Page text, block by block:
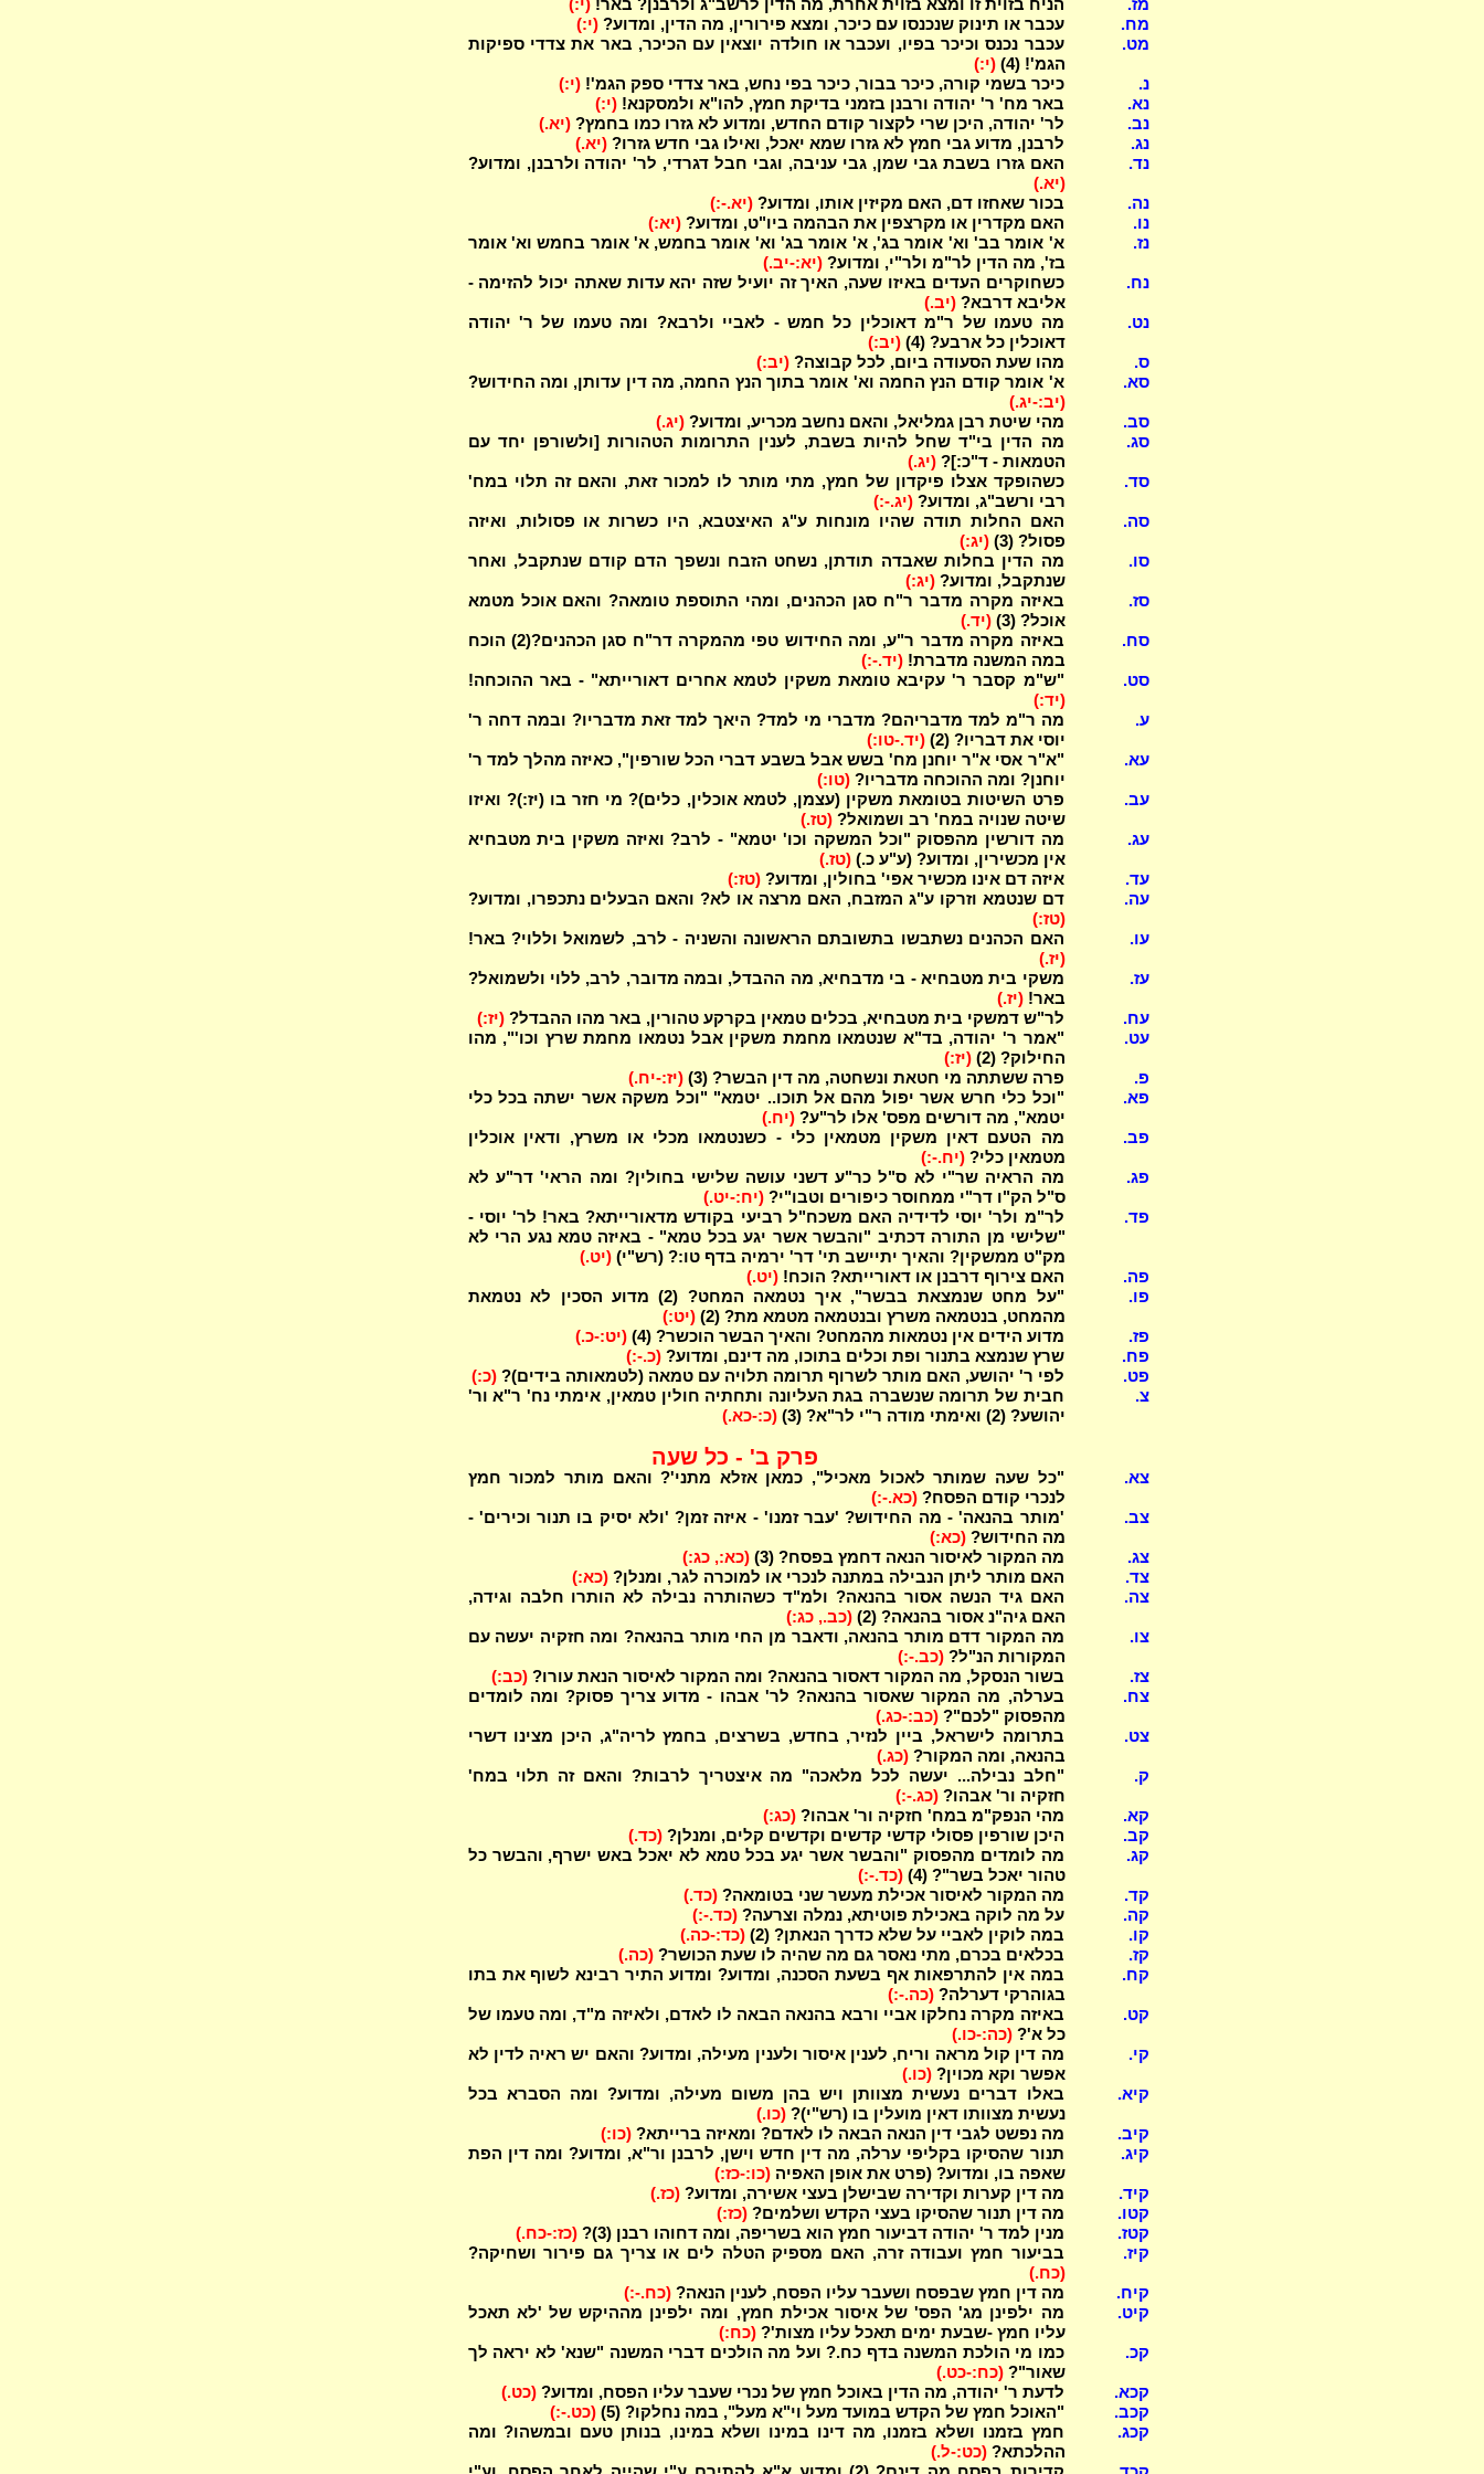
מז.
הניח בזוית זו ומצא בזוית אחרת, מה הדין לרשב"ג ולרבנן? באר!(י:)
מח.
עכבר או תינוק שנכנסו עם כיכר, ומצא פירורין, מה הדין, ומדוע?(י:)
מט.
עכבר נכנס וכיכר בפיו, ועכבר או חולדה יוצאין עם הכיכר, באר את צדדי ספיקות
הגמ'! (4)
(י:)
נ.
כיכר בשמי קורה, כיכר בבור, כיכר בפי נחש, באר צדדי ספק הגמ'!(י:)
נא.
באר מח' ר' יהודה ורבנן בזמני בדיקת חמץ, להו"א ולמסקנא!(י:)
נב.
לר' יהודה, היכן שרי לקצור קודם החדש, ומדוע לא גזרו כמו בחמץ?(יא.)
נג.
לרבנן, מדוע גבי חמץ לא גזרו שמא יאכל, ואילו גבי חדש גזרו?(יא.)
נד.
האם גזרו בשבת גבי שמן, גבי עניבה, וגבי חבל דגרדי, לר' יהודה ולרבנן, ומדוע?
(יא.)
נה.
בכור שאחזו דם, האם מקיזין אותו, ומדוע?(יא.-:)
נו.
האם מקדרין או מקרצפין את הבהמה ביו"ט, ומדוע?(יא:)
נז.
א' אומר בב' וא' אומר בג', א' אומר בג' וא' אומר בחמש, א' אומר בחמש וא' אומר
בז', מה הדין לר"מ ולר"י, ומדוע? (יא:-יב.)
נח.
כשחוקרים העדים באיזו שעה, האיך זה יועיל שזה יהא עדות שאתה יכול להזימה -
אליבא דרבא? (יב.)
נט.
מה טעמו של ר"מ דאוכלין כל חמש - לאביי ולרבא? ומה טעמו של ר' יהודה
דאוכלין כל ארבע? (4)
(יב:)
ס.
מהו שעת הסעודה ביום, לכל קבוצה?(יב:)
סא.
א' אומר קודם הנץ החמה וא' אומר בתוך הנץ החמה, מה דין עדותן, ומה החידוש?
(יב:-יג.)
סב.
מהי שיטת רבן גמליאל, והאם נחשב מכריע, ומדוע?(יג.)
סג.
מה הדין בי"ד שחל להיות בשבת, לענין התרומות הטהורות [ולשורפן יחד עם
הטמאות - ד"כ:]? (יג.)
סד.
כשהופקד אצלו פיקדון של חמץ, מתי מותר לו למכור זאת, והאם זה תלוי במח'
רבי ורשב"ג, ומדוע? (יג.-:)
סה.
האם החלות תודה שהיו מונחות ע"ג האיצטבא, היו כשרות או פסולות, ואיזה
פסול? (3)
(יג:)
סו.
מה הדין בחלות שאבדה תודתן, נשחט הזבח ונשפך הדם קודם שנתקבל, ואחר
שנתקבל, ומדוע? (יג:)
סז.
באיזה מקרה מדבר ר"ח סגן הכהנים, ומהי התוספת טומאה? והאם אוכל מטמא
אוכל? (3)
(יד.)
סח.
באיזה מקרה מדבר ר"ע, ומה החידוש טפי מהמקרה דר"ח סגן הכהנים?(2) הוכח
במה המשנה מדברת! (יד.-:)
סט.
"ש"מ קסבר ר' עקיבא טומאת משקין לטמא אחרים דאורייתא" - באר ההוכחה!
(יד:)
ע.
מה ר"מ למד מדבריהם? מדברי מי למד? היאך למד זאת מדבריו? ובמה דחה ר'
יוסי את דבריו? (2)
(יד.-טו:)
עא.
"א"ר אסי א"ר יוחנן מח' בשש אבל בשבע דברי הכל שורפין", כאיזה מהלך למד ר'
יוחנן? ומה ההוכחה מדבריו? (טו:)
עב.
פרט השיטות בטומאת משקין (עצמן, לטמא אוכלין, כלים)? מי חזר בו (יז:)? ואיזו
שיטה שנויה במח' רב ושמואל? (טז.)
עג.
מה דורשין מהפסוק "וכל המשקה וכו' יטמא" - לרב? ואיזה משקין בית מטבחיא
אין מכשירין, ומדוע? (ע"ע כ.) (טז.)
עד.
איזה דם אינו מכשיר אפי' בחולין, ומדוע?(טז:)
עה.
דם שנטמא וזרקו ע"ג המזבח, האם מרצה או לא? והאם הבעלים נתכפרו, ומדוע?
(טז:)
עו.
האם הכהנים נשתבשו בתשובתם הראשונה והשניה - לרב, לשמואל וללוי? באר!
(יז.)
עז.
משקי בית מטבחיא - בי מדבחיא, מה ההבדל, ובמה מדובר, לרב, ללוי ולשמואל?
באר! (יז.)
עח.
לר"ש דמשקי בית מטבחיא, בכלים טמאין בקרקע טהורין, באר מהו ההבדל?(יז:)
עט.
"אמר ר' יהודה, בד"א שנטמאו מחמת משקין אבל נטמאו מחמת שרץ וכו'", מהו
החילוק? (2)
(יז:)
פ.
פרה ששתתה מי חטאת ונשחטה, מה דין הבשר? (3)
(יז:-יח.)
פא.
"וכל כלי חרש אשר יפול מהם אל תוכו.. יטמא" "וכל משקה אשר ישתה בכל כלי
יטמא", מה דורשים מפס' אלו לר"ע? (יח.)
פב.
מה הטעם דאין משקין מטמאין כלי - כשנטמאו מכלי או משרץ, ודאין אוכלין
מטמאין כלי? (יח.-:)
פג.
מה הראיה שר"י לא ס"ל כר"ע דשני עושה שלישי בחולין? ומה הראי' דר"ע לא
ס"ל הק"ו דר"י ממחוסר כיפורים וטבו"י? (יח:-יט.)
פד.
לר"מ ולר' יוסי לדידיה האם משכח"ל רביעי בקודש מדאורייתא? באר! לר' יוסי -
"שלישי מן התורה דכתיב "והבשר אשר יגע בכל טמא" - באיזה טמא נגע הרי לא
מק"ט ממשקין? והאיך יתיישב תי' דר' ירמיה בדף טו:? (רש"י) (יט.)
פה.
האם צירוף דרבנן או דאורייתא? הוכח!(יט.)
פו.
"על מחט שנמצאת בבשר", איך נטמאה המחט? (2) מדוע הסכין לא נטמאת
מהמחט, בנטמאה משרץ ובנטמאה מטמא מת? (2)
(יט:)
פז.
מדוע הידים אין נטמאות מהמחט? והאיך הבשר הוכשר? (4)
(יט:-כ.)
פח.
שרץ שנמצא בתנור ופת וכלים בתוכו, מה דינם, ומדוע?(כ.-:)
פט.
לפי ר' יהושע, האם מותר לשרוף תרומה תלויה עם טמאה (לטמאותה בידים)?(כ:)
צ.
חבית של תרומה שנשברה בגת העליונה ותחתיה חולין טמאין, אימתי נח' ר"א ור'
יהושע? (2) ואימתי מודה ר"י לר"א? (3)
(כ:-כא.)
פרק ב' - כל שעה
צא.
"כל שעה שמותר לאכול מאכיל", כמאן אזלא מתני'? והאם מותר למכור חמץ
לנכרי קודם הפסח? (כא.-:)
צב.
'מותר בהנאה' - מה החידוש? 'עבר זמנו' - איזה זמן? 'ולא יסיק בו תנור וכירים' -
מה החידוש? (כא:)
צג.
מה המקור לאיסור הנאה דחמץ בפסח? (3)
(כא:, כג:)
צד.
האם מותר ליתן הנבילה במתנה לנכרי או למוכרה לגר, ומנלן?(כא:)
צה.
האם גיד הנשה אסור בהנאה? ולמ"ד כשהותרה נבילה לא הותרו חלבה וגידה,
האם גיה"נ אסור בהנאה? (2)
(כב., כג:)
צו.
מה המקור דדם מותר בהנאה, ודאבר מן החי מותר בהנאה? ומה חזקיה יעשה עם
המקורות הנ"ל? (כב.-:)
צז.
בשור הנסקל, מה המקור דאסור בהנאה? ומה המקור לאיסור הנאת עורו?(כב:)
צח.
בערלה, מה המקור שאסור בהנאה? לר' אבהו - מדוע צריך פסוק? ומה לומדים
מהפסוק "לכם"? (כב:-כג.)
צט.
בתרומה לישראל, ביין לנזיר, בחדש, בשרצים, בחמץ לריה"ג, היכן מצינו דשרי
בהנאה, ומה המקור? (כג.)
ק.
"חלב נבילה... יעשה לכל מלאכה" מה איצטריך לרבות? והאם זה תלוי במח'
חזקיה ור' אבהו? (כג.-:)
קא.
מהי הנפק"מ במח' חזקיה ור' אבהו?(כג:)
קב.
היכן שורפין פסולי קדשי קדשים וקדשים קלים, ומנלן?(כד.)
קג.
מה לומדים מהפסוק "והבשר אשר יגע בכל טמא לא יאכל באש ישרף, והבשר כל
טהור יאכל בשר"? (4)
(כד.-:)
קד.
מה המקור לאיסור אכילת מעשר שני בטומאה?(כד.)
קה.
על מה לוקה באכילת פוטיתא, נמלה וצרעה?(כד.-:)
קו.
במה לוקין לאביי על שלא כדרך הנאתן? (2)
(כד:-כה.)
קז.
בכלאים בכרם, מתי נאסר גם מה שהיה לו שעת הכושר?(כה.)
קח.
במה אין להתרפאות אף בשעת הסכנה, ומדוע? ומדוע התיר רבינא לשוף את בתו
בגוהרקי דערלה? (כה.-:)
קט.
באיזה מקרה נחלקו אביי ורבא בהנאה הבאה לו לאדם, ולאיזה מ"ד, ומה טעמו של
כל א'? (כה:-כו.)
קי.
מה דין קול מראה וריח, לענין איסור ולענין מעילה, ומדוע? והאם יש ראיה לדין לא
אפשר וקא מכוין? (כו.)
קיא.
באלו דברים נעשית מצוותן ויש בהן משום מעילה, ומדוע? ומה הסברא בכל
נעשית מצוותו דאין מועלין בו (רש"י)? (כו.)
קיב.
מה נפשט לגבי דין הנאה הבאה לו לאדם? ומאיזה ברייתא?(כו:)
קיג.
תנור שהסיקו בקליפי ערלה, מה דין חדש וישן, לרבנן ור"א, ומדוע? ומה דין הפת
שאפה בו, ומדוע? (פרט את אופן האפיה (כו:-כז:)
קיד.
מה דין קערות וקדירה שבישלן בעצי אשירה, ומדוע?(כז.)
קטו.
מה דין תנור שהסיקו בעצי הקדש ושלמים?(כז:)
קטז.
מנין למד ר' יהודה דביעור חמץ הוא בשריפה, ומה דחוהו רבנן (3)?
(כז:-כח.)
קיז.
בביעור חמץ ועבודה זרה, האם מספיק הטלה לים או צריך גם פירור ושחיקה?
(כח.)
קיח.
מה דין חמץ שבפסח ושעבר עליו הפסח, לענין הנאה?(כח.-:)
קיט.
מה ילפינן מג' הפס' של איסור אכילת חמץ, ומה ילפינן מההיקש של 'לא תאכל
עליו חמץ -שבעת ימים תאכל עליו מצות'? (כח:)
קכ.
כמו מי הולכת המשנה בדף כח.? ועל מה הולכים דברי המשנה "שנא' לא יראה לך
שאור"? (כח:-כט.)
קכא.
לדעת ר' יהודה, מה הדין באוכל חמץ של נכרי שעבר עליו הפסח, ומדוע?(כט.)
קכב.
"האוכל חמץ של הקדש במועד מעל וי"א מעל", במה נחלקו? (5)
(כט.-:)
קכג.
חמץ בזמנו ושלא בזמנו, מה דינו במינו ושלא במינו, בנותן טעם ובמשהו? ומה
ההלכתא? (כט:-ל.)